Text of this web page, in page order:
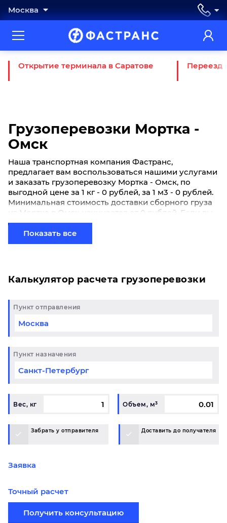
Москва
Открытие терминала в Саратове Переезд
Грузоперевозки Мортка -
Омск
Наша транспортная компания Фастранс,
предлагает вам воспользоваться нашими услугами
и заказать грузоперевозку Мортка - Омск, по
выгодной цене за 1 кг - 0 рублей, за 1 м3 - 0 рублей.
Минимальная стоимость доставки сборного груза
из Мортка в Омск начинается от 0 рублей. Если вы
хотите отправить свой груз сборной партией по
готовому маршруту в Омск и у вас возникли
вопросы, свяжитесь с нашим специалистом на
Показать все
Калькулятор расчета грузоперевозки
Пункт отправления
Пункт назначения
Вес, кг Объем, м³
Забрать у отправителя Доставить до получателя
Заявка
Точный расчет
Получить консультацию